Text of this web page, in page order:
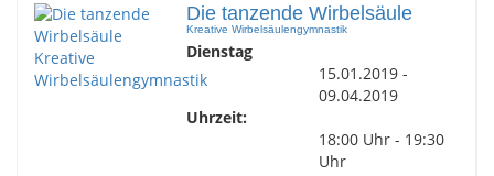
Die tanzende Wirbelsäule
Kreative Wirbelsäulengymnastik
Dienstag
15.01.2019 -
09.04.2019
Uhrzeit:
18:00 Uhr - 19:30
Uhr